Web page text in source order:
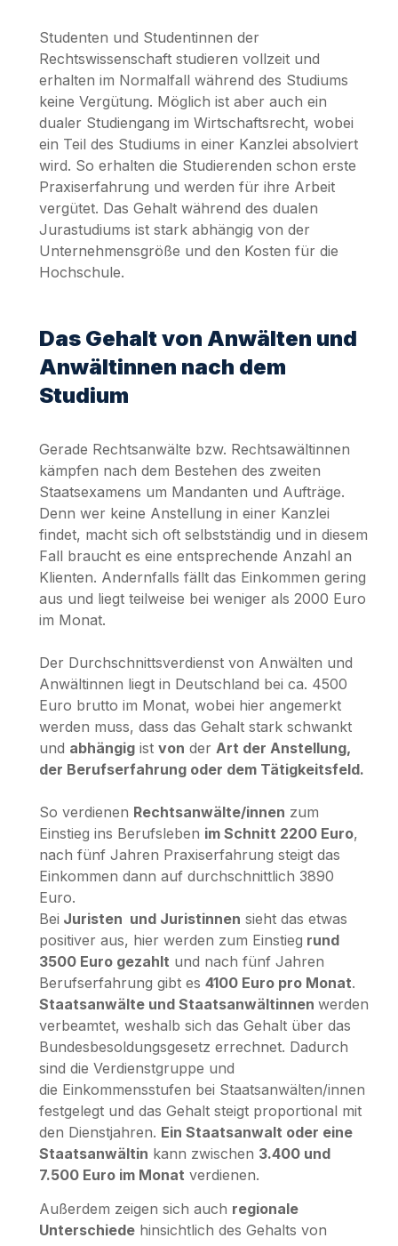
Studenten und Studentinnen der
Rechtswissenschaft studieren vollzeit und
erhalten im Normalfall während des Studiums
keine Vergütung. Möglich ist aber auch ein
dualer Studiengang im Wirtschaftsrecht, wobei
ein Teil des Studiums in einer Kanzlei absolviert
wird. So erhalten die Studierenden schon erste
Praxiserfahrung und werden für ihre Arbeit
vergütet. Das Gehalt während des dualen
Jurastudiums ist stark abhängig von der
Unternehmensgröße und den Kosten für die
Hochschule.
Das Gehalt von Anwälten und
Anwältinnen nach dem
Studium
Gerade Rechtsanwälte bzw. Rechtsawältinnen
kämpfen nach dem Bestehen des zweiten
Staatsexamens um Mandanten und Aufträge.
Denn wer keine Anstellung in einer Kanzlei
findet, macht sich oft selbstständig und in diesem
Fall braucht es eine entsprechende Anzahl an
Klienten. Andernfalls fällt das Einkommen gering
aus und liegt teilweise bei weniger als 2000 Euro
im Monat.
Der Durchschnittsverdienst von Anwälten und
Anwältinnen liegt in Deutschland bei ca. 4500
Euro brutto im Monat, wobei hier angemerkt
werden muss, dass das Gehalt stark schwankt
und abhängig ist von der Art der Anstellung,
der Berufserfahrung oder dem Tätigkeitsfeld.
So verdienen Rechtsanwälte/innen zum
Einstieg ins Berufsleben im Schnitt 2200 Euro,
nach fünf Jahren Praxiserfahrung steigt das
Einkommen dann auf durchschnittlich 3890
Euro.
Bei Juristen und Juristinnen sieht das etwas
positiver aus, hier werden zum Einstieg rund
3500 Euro gezahlt und nach fünf Jahren
Berufserfahrung gibt es 4100 Euro pro Monat.
Staatsanwälte und Staatsanwältinnen werden
verbeamtet, weshalb sich das Gehalt über das
Bundesbesoldungsgesetz errechnet. Dadurch
sind die Verdienstgruppe und
die Einkommensstufen bei Staatsanwälten/innen
festgelegt und das Gehalt steigt proportional mit
den Dienstjahren. Ein Staatsanwalt oder eine
Staatsanwältin kann zwischen 3.400 und
7.500 Euro im Monat verdienen.
Außerdem zeigen sich auch regionale
Unterschiede hinsichtlich des Gehalts von